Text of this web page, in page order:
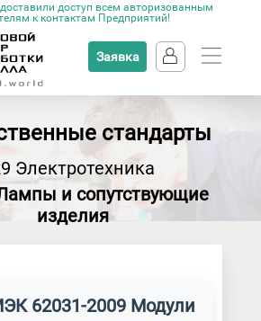
доступ всем авторизованным
к контактам Предприятий!
Заявка
стандарты
Электротехника
и сопутствующие
изделия
62031-2009 Модули